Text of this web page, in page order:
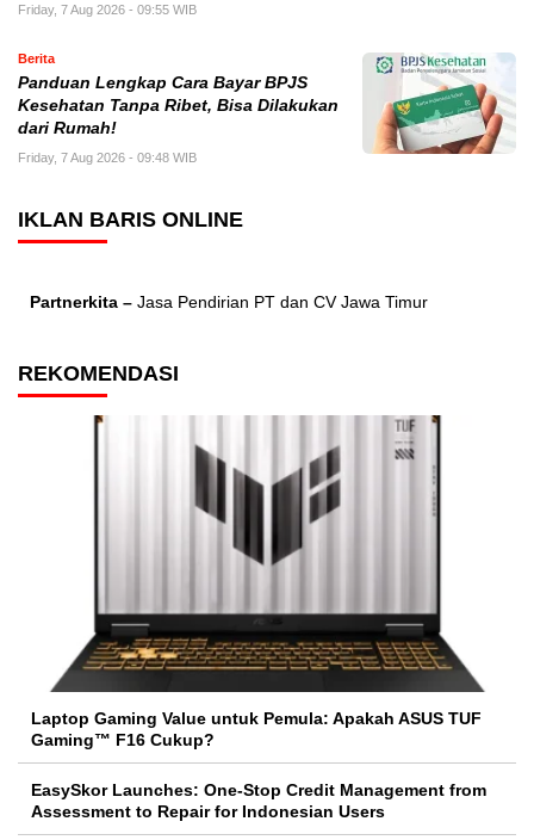
Friday, 7 Aug 2026 - 09:55 WIB
Berita
Panduan Lengkap Cara Bayar BPJS
Kesehatan Tanpa Ribet, Bisa Dilakukan
dari Rumah!
Friday, 7 Aug 2026 - 09:48 WIB
IKLAN BARIS ONLINE
Partnerkita – Jasa Pendirian PT dan CV Jawa Timur
REKOMENDASI
Laptop Gaming Value untuk Pemula: Apakah ASUS TUF
Gaming™ F16 Cukup?
EasySkor Launches: One-Stop Credit Management from
Assessment to Repair for Indonesian Users